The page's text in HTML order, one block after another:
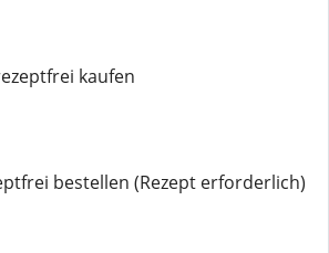
kaufen
bestellen (Rezept erforderlich)